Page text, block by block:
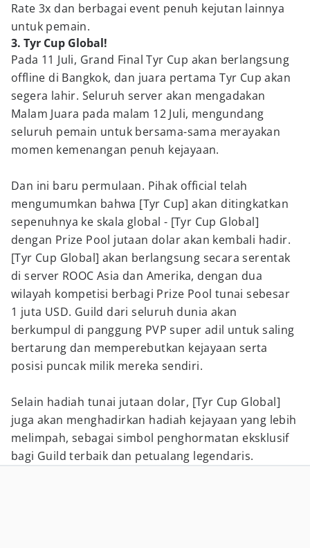
Rate 3x dan berbagai event penuh kejutan lainnya
untuk pemain.
3. Tyr Cup Global!
Pada 11 Juli, Grand Final Tyr Cup akan berlangsung
offline di Bangkok, dan juara pertama Tyr Cup akan
segera lahir. Seluruh server akan mengadakan
Malam Juara pada malam 12 Juli, mengundang
seluruh pemain untuk bersama-sama merayakan
momen kemenangan penuh kejayaan.
Dan ini baru permulaan. Pihak official telah
mengumumkan bahwa [Tyr Cup] akan ditingkatkan
sepenuhnya ke skala global - [Tyr Cup Global]
dengan Prize Pool jutaan dolar akan kembali hadir.
[Tyr Cup Global] akan berlangsung secara serentak
di server ROOC Asia dan Amerika, dengan dua
wilayah kompetisi berbagi Prize Pool tunai sebesar
1 juta USD. Guild dari seluruh dunia akan
berkumpul di panggung PVP super adil untuk saling
bertarung dan memperebutkan kejayaan serta
posisi puncak milik mereka sendiri.
Selain hadiah tunai jutaan dolar, [Tyr Cup Global]
juga akan menghadirkan hadiah kejayaan yang lebih
melimpah, sebagai simbol penghormatan eksklusif
bagi Guild terbaik dan petualang legendaris.